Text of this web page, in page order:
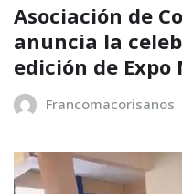
Asociación de
anuncia la
edición de Expo
Francomacorisanos